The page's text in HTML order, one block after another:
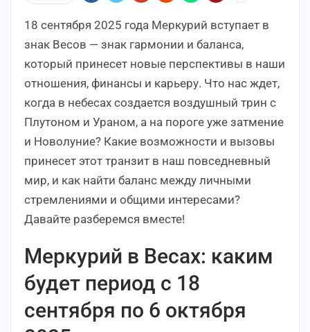
18 сентября 2025 года Меркурий вступает в
знак Весов — знак гармонии и баланса,
который принесет новые перспективы в наши
отношения, финансы и карьеру. Что нас ждет,
когда в небесах создается воздушный трин с
Плутоном и Ураном, а на пороге уже затмение
и Новолуние? Какие возможности и вызовы
принесет этот транзит в наш повседневный
мир, и как найти баланс между личными
стремлениями и общими интересами?
Давайте разберемся вместе!
Меркурий в Весах: каким
будет период с 18
сентября по 6 октября